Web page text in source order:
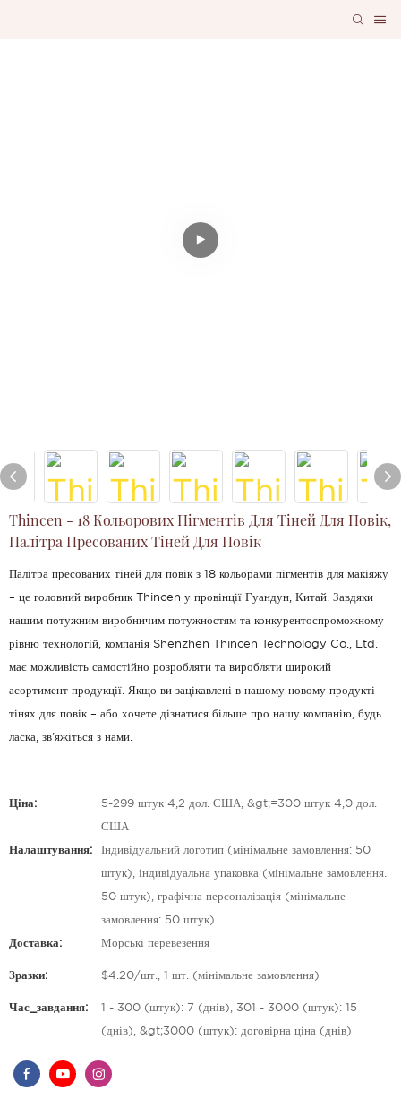
Thincen - 18 Кольорових Пігментів Для Тіней Для Повік,
Палітра Пресованих Тіней Для Повік
Палітра пресованих тіней для повік з 18 кольорами пігментів для макіяжу
– це головний виробник Thincen у провінції Гуандун, Китай. Завдяки
нашим потужним виробничим потужностям та конкурентоспроможному
рівню технологій, компанія Shenzhen Thincen Technology Co., Ltd.
має можливість самостійно розробляти та виробляти широкий
асортимент продукції. Якщо ви зацікавлені в нашому новому продукті –
тінях для повік – або хочете дізнатися більше про нашу компанію, будь
ласка, зв'яжіться з нами.
Ціна: 5-299 штук 4,2 дол. США, &gt;=300 штук 4,0 дол.
США
Налаштування: Індивідуальний логотип (мінімальне замовлення: 50
штук), індивідуальна упаковка (мінімальне замовлення:
50 штук), графічна персоналізація (мінімальне
замовлення: 50 штук)
Доставка: Морські перевезення
Зразки: $4.20/шт., 1 шт. (мінімальне замовлення)
Час_завдання: 1 - 300 (штук): 7 (днів), 301 - 3000 (штук): 15
(днів), &gt;3000 (штук): договірна ціна (днів)